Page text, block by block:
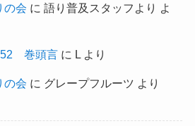
の会 に 語り普及スタッフより
よ
巻頭言に L より
の会 に グレープフルーツ より